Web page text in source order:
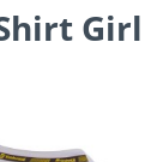
Girl